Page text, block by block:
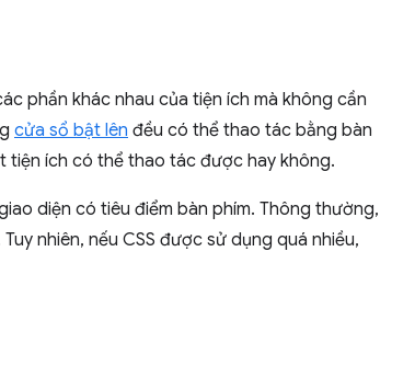
phần khác nhau của tiện ích mà không cần
cửa sổ bật lên đều có thể thao tác bằng bàn
tiện ích có thể thao tác được hay không.
diện có tiêu điểm bàn phím. Thông thường,
nhiên, nếu CSS được sử dụng quá nhiều,